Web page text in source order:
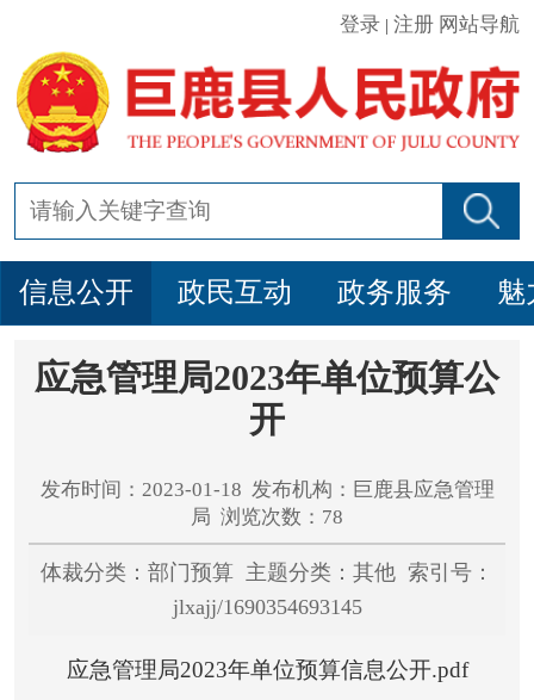
登录 |注册 网站导航
信息公开 政民互动 政务服务 魅
应急管理局2023年单位预算公
开
发布时间：2023-01-18 发布机构：巨鹿县应急管理
局 浏览次数：78
体裁分类：部门预算 主题分类：其他 索引号：
jlxajj/1690354693145
应急管理局2023年单位预算信息公开.pdf